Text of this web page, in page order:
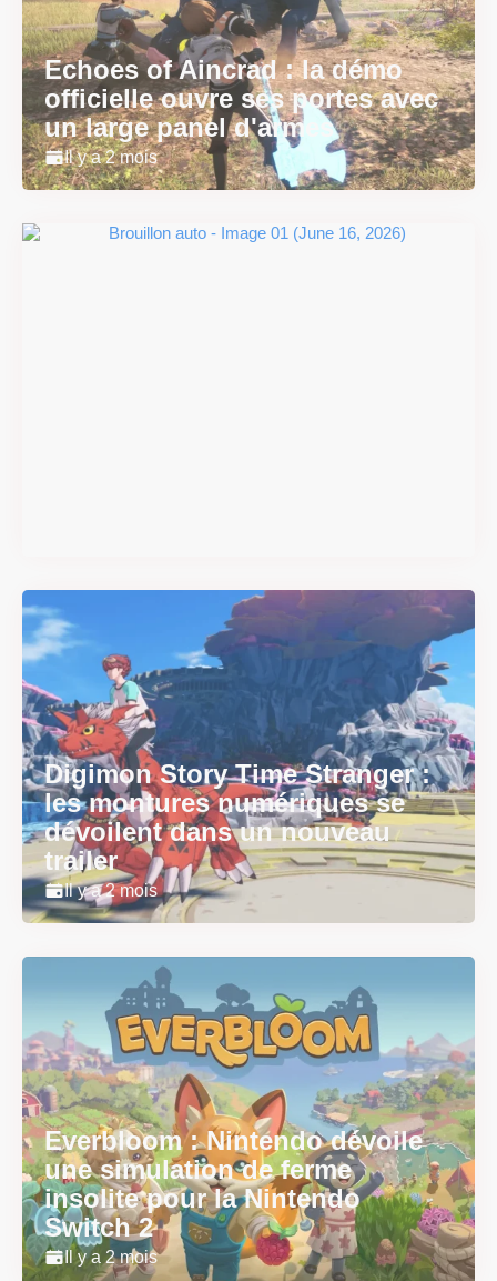
Echoes of Aincrad : la démo
officielle ouvre ses portes avec
un large panel d'armes
Il y a 2 mois
Digimon Story Time Stranger :
les montures numériques se
dévoilent dans un nouveau
trailer
Il y a 2 mois
Everbloom : Nintendo dévoile
une simulation de ferme
insolite pour la Nintendo
Switch 2
Il y a 2 mois